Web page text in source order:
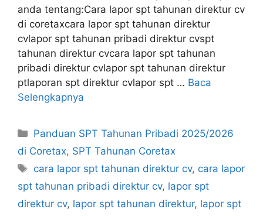
anda tentang:Cara lapor spt tahunan direktur cv
di coretaxcara lapor spt tahunan direktur
cvlapor spt tahunan pribadi direktur cvspt
tahunan direktur cvcara lapor spt tahunan
pribadi direktur cvlapor spt tahunan direktur
ptlaporan spt direktur cvlapor spt … Baca
Selengkapnya
Kategori
Panduan SPT Tahunan Pribadi 2025/2026
di Coretax, SPT Tahunan Coretax
Tag
cara lapor spt tahunan direktur cv, cara lapor
spt tahunan pribadi direktur cv, lapor spt
direktur cv, lapor spt tahunan direktur, lapor spt